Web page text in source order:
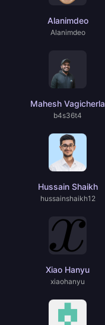
Alanimdeo
Alanimdeo
Mahesh Vagicherla
b4s36t4
Hussain Shaikh
hussainshaikh12
Xiao Hanyu
xiaohanyu